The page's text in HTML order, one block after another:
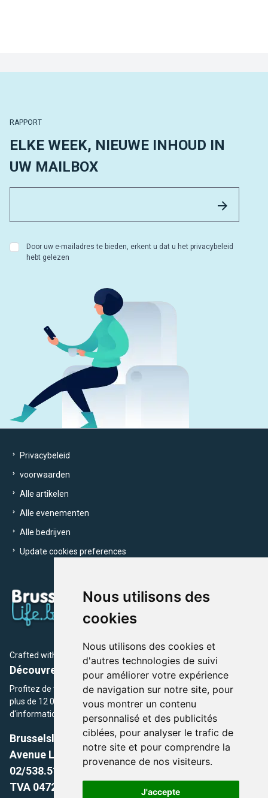
Nous utilisons des
cookies
Nous utilisons des cookies et
d'autres technologies de suivi
pour améliorer votre expérience
de navigation sur notre site, pour
vous montrer un contenu
personnalisé et des publicités
ciblées, pour analyser le trafic de
notre site et pour comprendre la
provenance de nos visiteurs.
J'accepte
RAPPORT
ELKE WEEK, NIEUWE INHOUD IN
UW MAILBOX
Door uw e-mailadres te bieden, erkent u dat u het privacybeleid
hebt gelezen
Privacybeleid
voorwaarden
Alle artikelen
Alle evenementen
Alle bedrijven
Update cookies preferences
Crafted with by Brusselslife Team
Découvrez plus de 12 000 adresses et événements
Profitez de toutes les sections de BrusselsLife.be et découvrez
plus de 12 000 adresses et un grand choix d'événements,
d'informations et de conseils et astuces de notre écriture.
Brusselslife.be
Avenue Louise, 500 -1050 Ixelles, Brussels,
02/538.51.49.
TVA 0472.281.221